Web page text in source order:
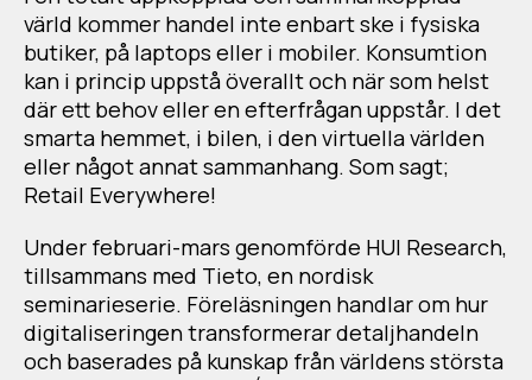
värld kommer handel inte enbart ske i fysiska
butiker, på laptops eller i mobiler. Konsumtion
kan i princip uppstå överallt och när som helst
där ett behov eller en efterfrågan uppstår. I det
smarta hemmet, i bilen, i den virtuella världen
eller något annat sammanhang. Som sagt;
Retail Everywhere!
Under februari-mars genomförde HUI Research,
tillsammans med Tieto, en nordisk
seminarieserie. Föreläsningen handlar om hur
digitaliseringen transformerar detaljhandeln
och baserades på kunskap från världens största